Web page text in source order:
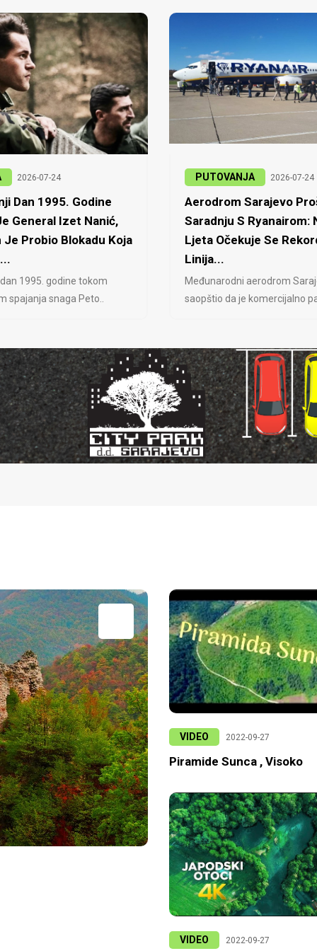
2026-07-24
Dan 1995. Godine
General Izet Nanić,
Probio Blokadu Koja
1995. godine tokom
spajanja snaga Peto..
PUTOVANJA 2026-07-24
Aerodrom Sarajevo
Saradnju S Ryanairom:
Ljeta Očekuje Se
Linija...
Međunarodni aerodrom
saopštio da je komercijalno
VIDEO 2022-09-27
Piramide Sunca , Visoko
VIDEO 2022-09-27